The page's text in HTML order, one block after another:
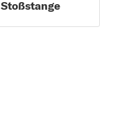
Stoßstange